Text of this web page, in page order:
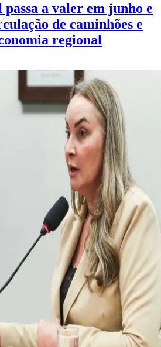
a valer em junho e
de caminhões e
regional